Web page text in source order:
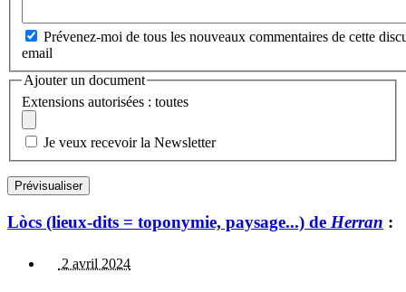
Prévenez-moi de tous les nouveaux commentaires de cette
email
Ajouter un document
Extensions autorisées : toutes
Je veux recevoir la Newsletter
Lòcs (lieux-dits = toponymie, paysage...) de Herran :
2 avril 2024